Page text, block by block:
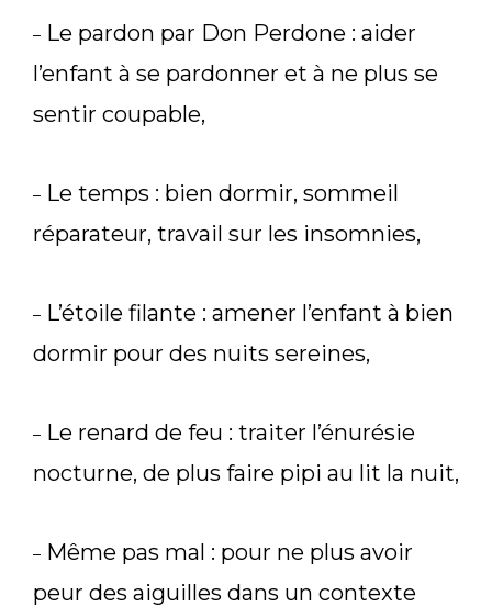
– Le pardon par Don Perdone : aider
l’enfant à se pardonner et à ne plus se
sentir coupable,
– Le temps : bien dormir, sommeil
réparateur, travail sur les insomnies,
– L’étoile filante : amener l’enfant à bien
dormir pour des nuits sereines,
– Le renard de feu : traiter l’énurésie
nocturne, de plus faire pipi au lit la nuit,
– Même pas mal : pour ne plus avoir
peur des aiguilles dans un contexte